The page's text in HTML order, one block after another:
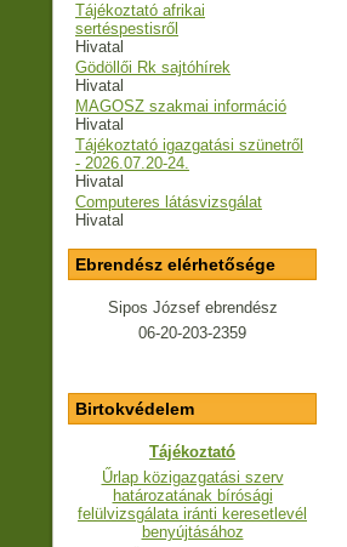
Tájékoztató afrikai
sertéspestisről
Hivatal
Gödöllői Rk sajtóhírek
Hivatal
MAGOSZ szakmai információ
Hivatal
Tájékoztató igazgatási szünetről
- 2026.07.20-24.
Hivatal
Computeres látásvizsgálat
Hivatal
Ebrendész elérhetősége
Sipos József ebrendész
06-20-203-2359
Birtokvédelem
Tájékoztató
Űrlap közigazgatási szerv
határozatának bírósági
felülvizsgálata iránti keresetlevél
benyújtásához